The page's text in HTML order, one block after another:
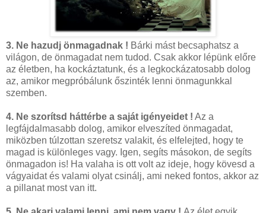
3. Ne hazudj önmagadnak ! Bárki mást becsaphatsz a
világon, de önmagadat nem tudod. Csak akkor lépünk előre
az életben, ha kockáztatunk, és a legkockázatosabb dolog
az, amikor megpróbálunk őszinték lenni önmagunkkal
szemben.
4. Ne szorítsd háttérbe a saját igényeidet ! Az a
legfájdalmasabb dolog, amikor elveszíted önmagadat,
miközben túlzottan szeretsz valakit, és elfelejted, hogy te
magad is különleges vagy. Igen, segíts másokon, de segíts
önmagadon is! Ha valaha is ott volt az ideje, hogy kövesd a
vágyaidat és valami olyat csinálj, ami neked fontos, akkor az
a pillanat most van itt.